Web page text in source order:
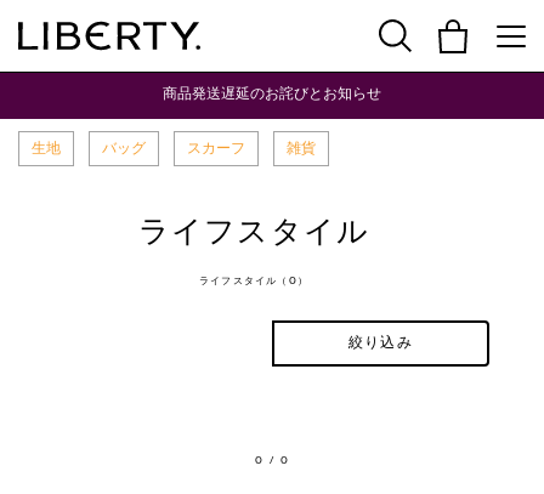
商品発送遅延のお詫びとお知らせ
生地 バッグ スカーフ 雑貨
ライフスタイル
ライフスタイル（0）
絞り込み
0 / 0